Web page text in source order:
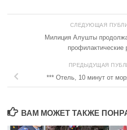
СЛЕДУЮЩАЯ
Милиция Алушты
профилактические
ПРЕДЫДУЩАЯ
*** Отель, 10 минут от
ВАМ МОЖЕТ ТАКЖЕ